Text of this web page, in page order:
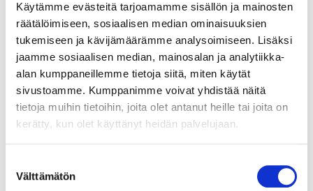
Käytämme evästeitä tarjoamamme sisällön ja mainosten
räätälöimiseen, sosiaalisen median ominaisuuksien
tukemiseen ja kävijämäärämme analysoimiseen. Lisäksi
jaamme sosiaalisen median, mainosalan ja analytiikka-
alan kumppaneillemme tietoja siitä, miten käytät
sivustoamme. Kumppanimme voivat yhdistää näitä
tietoja muihin tietoihin, joita olet antanut heille tai joita on
kerätty, kun olet käyttänyt heidän palvelujaan.
valinta
Välttämätön
Kuvaus
förMXPC31RD-2580 med
R3G310-AX52-01
Imukartion K-arvo
Jalusta
Dokumentit
Lisätietoja
Huomioi ErP-direktiivi!
ErP-direktiivi ei koske alle
merkitty, läpäiseekö tuote
direktiivin vaatimukset.